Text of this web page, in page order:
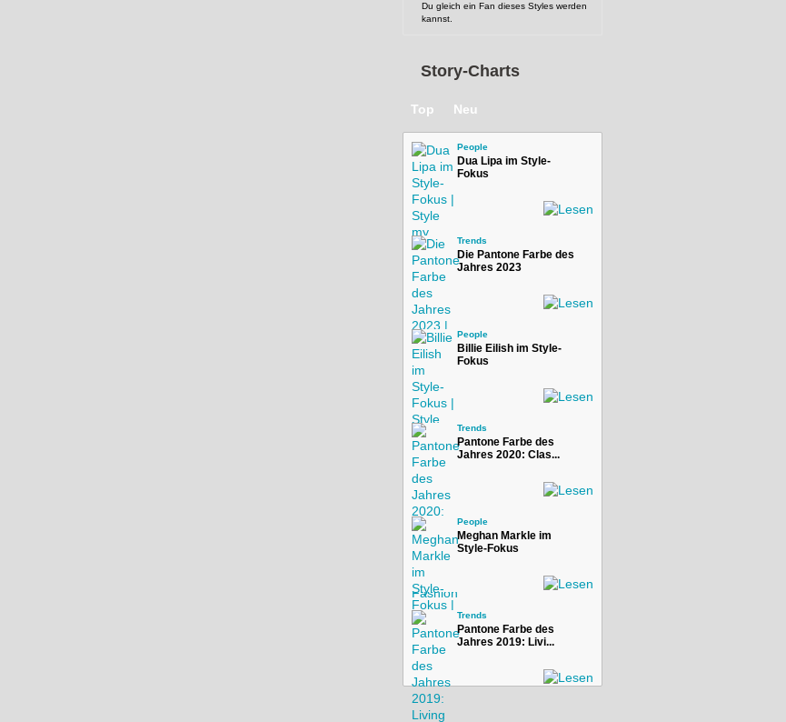
Du gleich ein Fan dieses Styles werden
kannst.
Story-Charts
Top Neu
People
Dua Lipa im Style-
Fokus
Trends
Die Pantone Farbe des
Jahres 2023
People
Billie Eilish im Style-
Fokus
Trends
Pantone Farbe des
Jahres 2020: Clas...
People
Meghan Markle im
Style-Fokus
Trends
Pantone Farbe des
Jahres 2019: Livi...